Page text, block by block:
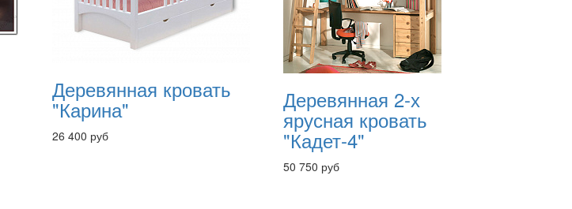
Деревянная кровать
"Карина"
26 400 руб
Деревянная 2-х
ярусная кровать
"Кадет-4"
50 750 руб